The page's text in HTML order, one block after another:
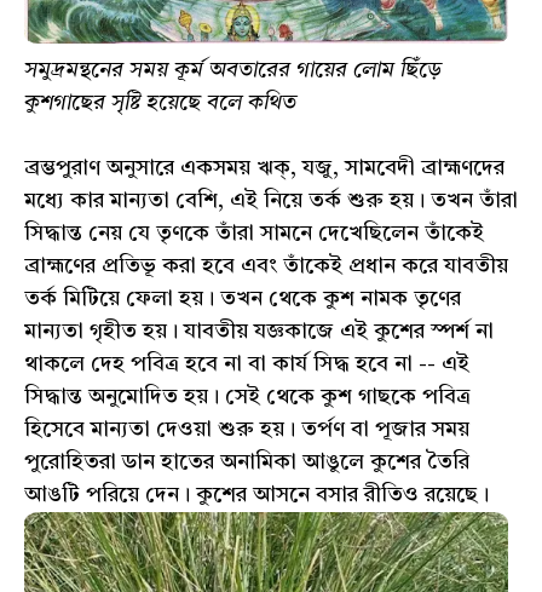
সমুদ্রমন্থনের সময় কূর্ম অবতারের গায়ের লোম ছিঁড়ে
কুশগাছের সৃষ্টি হয়েছে বলে কথিত
ব্রম্ভপুরাণ অনুসারে একসময় ঋক্, যজু, সামবেদী ব্রাহ্মণদের
মধ্যে কার মান্যতা বেশি, এই নিয়ে তর্ক শুরু হয়। তখন তাঁরা
সিদ্ধান্ত নেয় যে তৃণকে তাঁরা সামনে দেখেছিলেন তাঁকেই
ব্রাহ্মণের প্রতিভূ করা হবে এবং তাঁকেই প্রধান করে যাবতীয়
তর্ক মিটিয়ে ফেলা হয়। তখন থেকে কুশ নামক তৃণের
মান্যতা গৃহীত হয়। যাবতীয় যজ্ঞকাজে এই কুশের স্পর্শ না
থাকলে দেহ পবিত্র হবে না বা কার্য সিদ্ধ হবে না -- এই
সিদ্ধান্ত অনুমোদিত হয়। সেই থেকে কুশ গাছকে পবিত্র
হিসেবে মান্যতা দেওয়া শুরু হয়। তর্পণ বা পূজার সময়
পুরোহিতরা ডান হাতের অনামিকা আঙুলে কুশের তৈরি
আঙটি পরিয়ে দেন। কুশের আসনে বসার রীতিও রয়েছে।